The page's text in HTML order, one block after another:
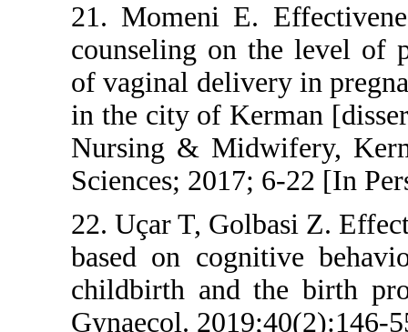
21. Momeni
counseling on
of vaginal
in the city of
Nursing &
Sciences;
22. Uçar T,
based on
childbirth and
Gynaecol.